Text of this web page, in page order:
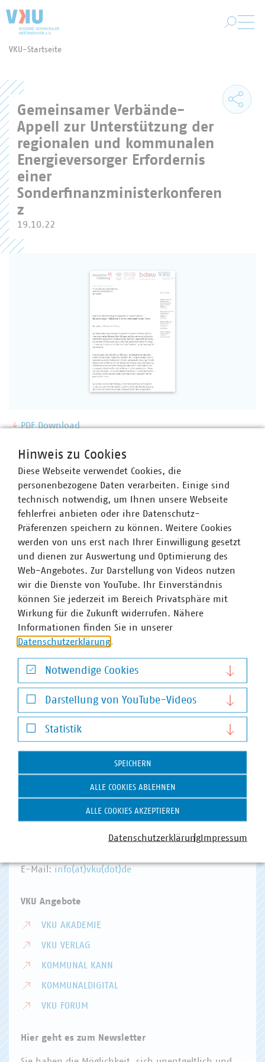
VKU-Startseite
Gemeinsamer Verbände-
Appell zur Unterstützung der
regionalen und kommunalen
Energieversorger Erfordernis
einer
Sonderfinanzministerkonferen
z
19.10.22
PDF Download
VKU-Bereiche
ENERGIEWIRTSCHAFTWASSER/ABWASSERDIGITALISIERUNG/TKABFALLWIRTSCHAFT
RECHT
Zum
E-Mail: info(at)vku(dot)de
VKU Angebote
VKU AKADEMIE
VKU VERLAG
KOMMUNAL KANN
KOMMUNALDIGITAL
VKU FORUM
Hier geht es zum Newsletter
Hinweis zu Cookies
Diese Webseite verwendet Cookies, die
personenbezogene Daten verarbeiten. Einige sind
technisch notwendig, um Ihnen unsere Webseite
fehlerfrei anbieten oder ihre Datenschutz-
Präferenzen speichern zu können. Weitere Cookies
werden von uns erst nach Ihrer Einwilligung gesetzt
und dienen zur Auswertung und Optimierung des
Web-Angebotes. Zur Darstellung von Videos nutzen
wir die Dienste von YouTube. Ihr Einverständnis
können Sie jederzeit im Bereich Privatsphäre mit
Wirkung für die Zukunft widerrufen. Nähere
Informationen finden Sie in unserer
Datenschutzerklärung.
Notwendige Cookies
Notwendige Cookies
Darstellung von YouTube-Videos
Darstellung von YouTube-Videos
Statistik
Statistik
SPEICHERN
ALLE COOKIES ABLEHNEN
ALLE COOKIES AKZEPTIEREN
DatenschutzerklärungImpressum